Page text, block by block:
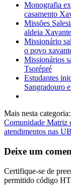
Monografia
casamento
Missões
aldeia Xavante
Missionário
o povo
Missionários
Tsorépré
Estudantes
Sangradouro
Mais nesta categoria:
Comunidade Matriz
atendimentos nas
Deixe um
Certifique-se de
permitido código